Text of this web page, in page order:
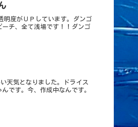
度がＵＰしています。ダンゴ
チ、全て浅場です！！ダンゴ
気となりました。ドライス
です。今、作成中なんです。